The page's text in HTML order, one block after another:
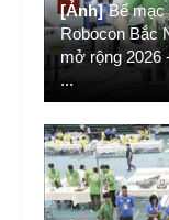
[Ảnh] Bế mạc
Robocon Bắc
mở rộng 2026
...